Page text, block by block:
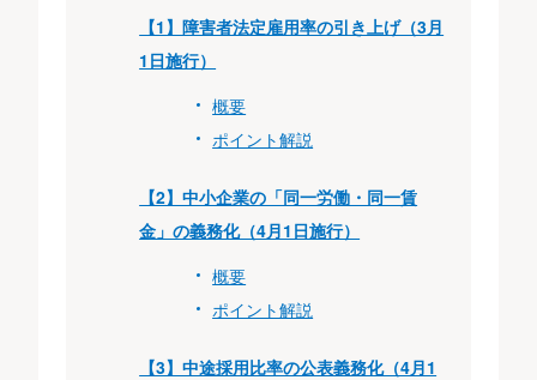
【1】障害者法定雇用率の引き上げ（3月
1日施行）
概要
ポイント解説
【2】中小企業の「同一労働・同一賃
金」の義務化（4月1日施行）
概要
ポイント解説
【3】中途採用比率の公表義務化（4月1